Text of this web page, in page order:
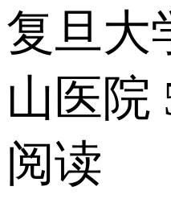
复旦大
山医院
阅读